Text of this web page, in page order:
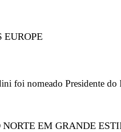
EUROPE
foi nomeado Presidente do
EM GRANDE